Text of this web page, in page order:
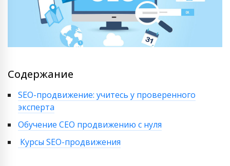
Содержание
SEO-продвижение: учитесь у проверенного
эксперта
Обучение СЕО продвижению с нуля
Курсы SEO-продвижения